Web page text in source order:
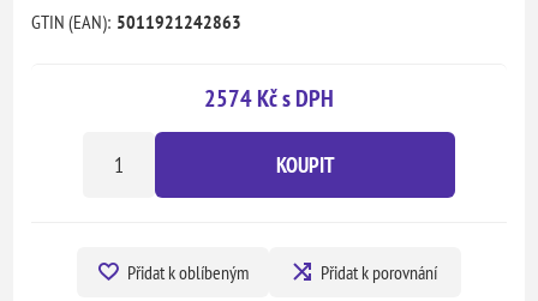
GTIN (EAN): 5011921242863
2574 Kč s DPH
KOUPIT
Přidat k oblíbeným Přidat k porovnání